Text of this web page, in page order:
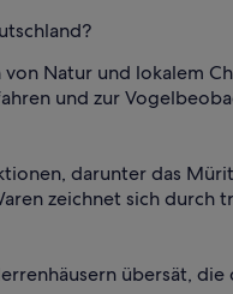
Natur und lokalem
und zur
darunter das
zeichnet sich
übersät,